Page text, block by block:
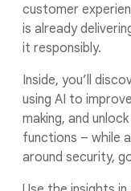
customer
is already
it responsibly.
Inside, you’ll
using AI to
making, and
functions – while
around security,